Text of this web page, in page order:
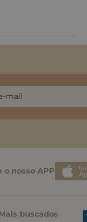
o nosso APP
buscados